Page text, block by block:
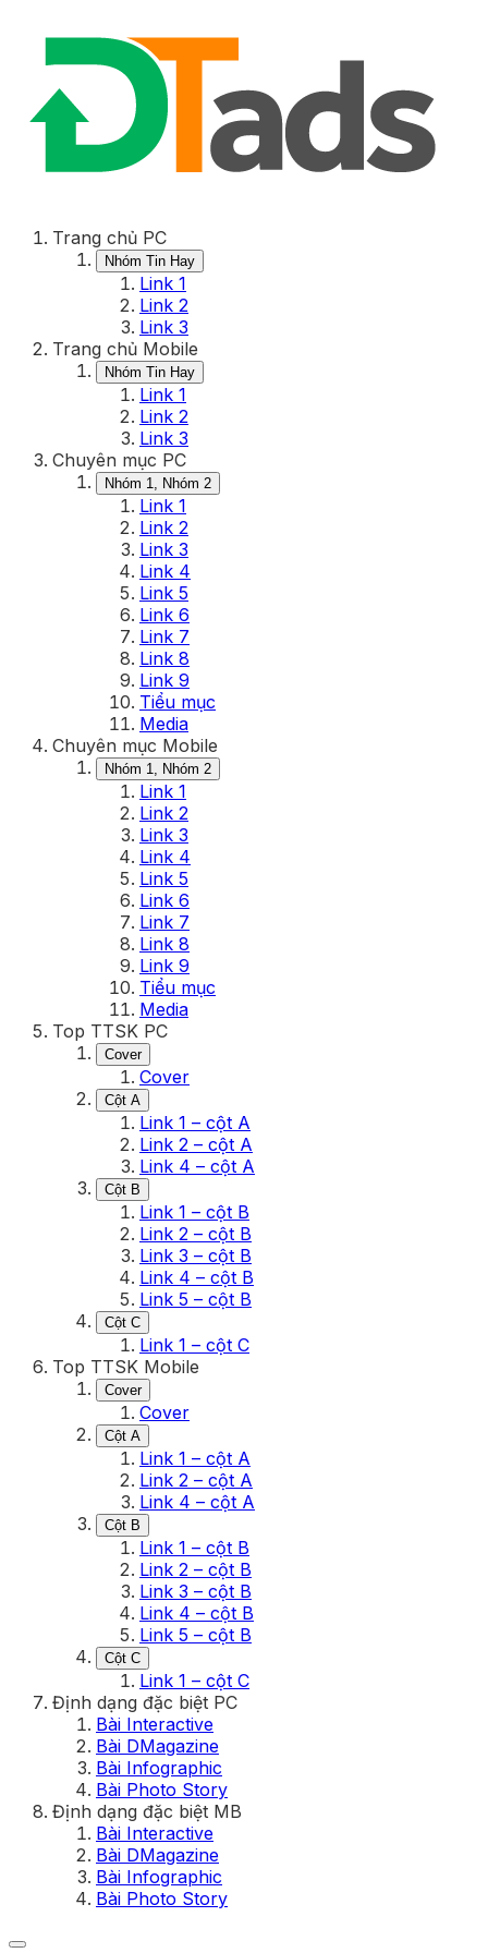
Trang chủ PC
Nhóm Tin Hay
Link 1
Link 2
Link 3
Trang chủ Mobile
Nhóm Tin Hay
Link 1
Link 2
Link 3
Chuyên mục PC
Nhóm 1, Nhóm 2
Link 1
Link 2
Link 3
Link 4
Link 5
Link 6
Link 7
Link 8
Link 9
Tiểu mục
Media
Chuyên mục Mobile
Nhóm 1, Nhóm 2
Link 1
Link 2
Link 3
Link 4
Link 5
Link 6
Link 7
Link 8
Link 9
Tiểu mục
Media
Top TTSK PC
Cover
Cover
Cột A
Link 1 – cột A
Link 2 – cột A
Link 4 – cột A
Cột B
Link 1 – cột B
Link 2 – cột B
Link 3 – cột B
Link 4 – cột B
Link 5 – cột B
Cột C
Link 1 – cột C
Top TTSK Mobile
Cover
Cover
Cột A
Link 1 – cột A
Link 2 – cột A
Link 4 – cột A
Cột B
Link 1 – cột B
Link 2 – cột B
Link 3 – cột B
Link 4 – cột B
Link 5 – cột B
Cột C
Link 1 – cột C
Định dạng đặc biệt PC
Bài Interactive
Bài DMagazine
Bài Infographic
Bài Photo Story
Định dạng đặc biệt MB
Bài Interactive
Bài DMagazine
Bài Infographic
Bài Photo Story